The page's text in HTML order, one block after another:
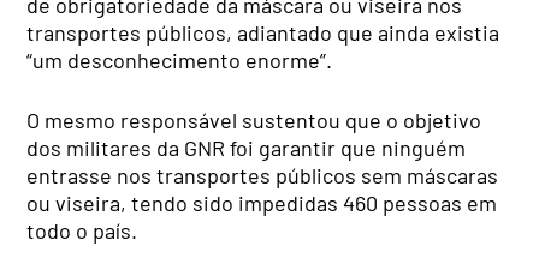
transportes públicos, adiantado que ainda existia
“um desconhecimento enorme”.
O mesmo responsável sustentou que o objetivo
dos militares da GNR foi garantir que ninguém
entrasse nos transportes públicos sem máscaras
ou viseira, tendo sido impedidas 460 pessoas em
todo o país.